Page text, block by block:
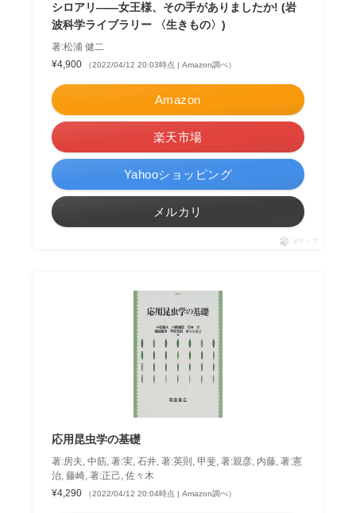
シロアリ――女王様、その手がありましたか! (岩
波科学ライブラリー 〈生きもの〉)
著:松浦 健二
¥4,900
（2022/04/12 20:03時点 | Amazon調べ）
Amazon
楽天市場
Yahooショッピング
メルカリ
ポチップ
応用昆虫学の基礎
著:房夫, 中筋, 著:実, 石井, 著:英則, 甲斐, 著:親彦, 内藤, 著:憲
治, 藤崎, 著:正己, 佐々木
¥4,290
（2022/04/12 20:04時点 | Amazon調べ）